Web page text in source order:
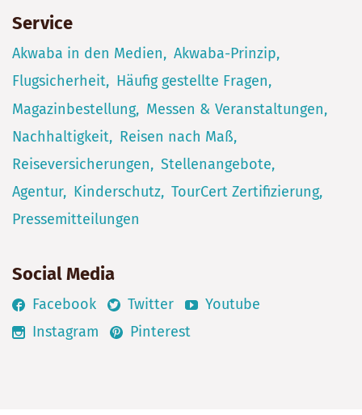
Service
Akwaba in den Medien
Akwaba-Prinzip
Flugsicherheit
Häufig gestellte Fragen
Magazinbestellung
Messen & Veranstaltungen
Nachhaltigkeit
Reisen nach Maß
Reiseversicherungen
Stellenangebote
Agentur
Kinderschutz TourCert Zertifizierung
Pressemitteilungen
Social Media
Facebook Twitter
Youtube
Instagram
Pinterest